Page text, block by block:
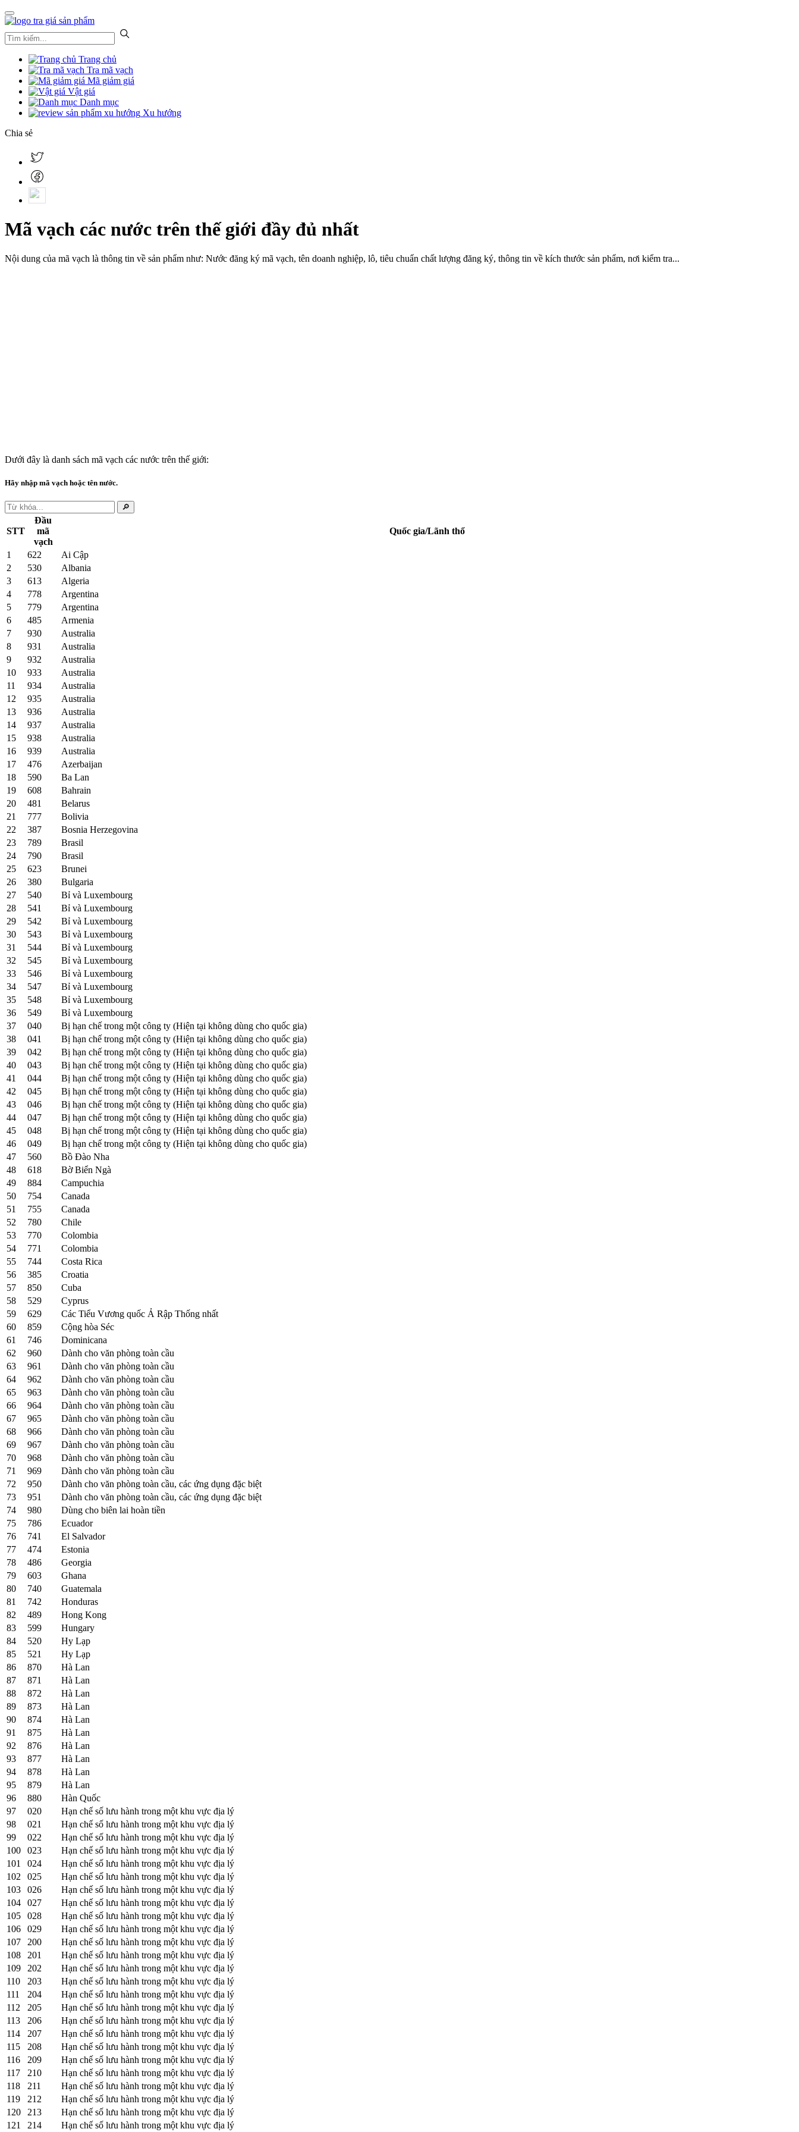
Trang chủ
Tra mã vạch
Mã giảm giá
Vật giá
Danh mục
Xu hướng
Chia sẻ
Mã vạch các nước trên thế giới đầy đủ nhất
Nội dung của mã vạch là thông tin về sản phẩm như: Nước đăng ký mã vạch, tên doanh nghiệp, lô, tiêu chuẩn chất lượng đăng ký, thông tin về kích thước sản phẩm, nơi kiểm tra...
Dưới đây là danh sách mã vạch các nước trên thế giới:
Hãy nhập mã vạch hoặc tên nước.
🔎
STT
Đầu
mã
vạch
Quốc gia/Lãnh thổ
1 622
Ai Cập
2
530
Albania
3
613
Algeria
4
778
Argentina
5
779
Argentina
6
485
Armenia
7
930
Australia
8
931
Australia
9
932
Australia
10
933
Australia
11
934
Australia
12
935
Australia
13
936
Australia
14
937
Australia
15
938
Australia
16
939
Australia
17
476
Azerbaijan
18
590
Ba Lan
19
608
Bahrain
20
481
Belarus
21
777
Bolivia
22
387
Bosnia Herzegovina
23
789
Brasil
24
790
Brasil
25
623
Brunei
26
380
Bulgaria
27
540
Bỉ và Luxembourg
28
541
Bỉ và Luxembourg
29
542
Bỉ và Luxembourg
30
543
Bỉ và Luxembourg
31
544
Bỉ và Luxembourg
32
545
Bỉ và Luxembourg
33
546
Bỉ và Luxembourg
34
547
Bỉ và Luxembourg
35
548
Bỉ và Luxembourg
36
549
Bỉ và Luxembourg
37
040
Bị hạn chế trong một công ty (Hiện tại không dùng cho quốc gia)
38
041
Bị hạn chế trong một công ty (Hiện tại không dùng cho quốc gia)
39
042
Bị hạn chế trong một công ty (Hiện tại không dùng cho quốc gia)
40
043
Bị hạn chế trong một công ty (Hiện tại không dùng cho quốc gia)
41
044
Bị hạn chế trong một công ty (Hiện tại không dùng cho quốc gia)
42
045
Bị hạn chế trong một công ty (Hiện tại không dùng cho quốc gia)
43
046
Bị hạn chế trong một công ty (Hiện tại không dùng cho quốc gia)
44
047
Bị hạn chế trong một công ty (Hiện tại không dùng cho quốc gia)
45
048
Bị hạn chế trong một công ty (Hiện tại không dùng cho quốc gia)
46
049
Bị hạn chế trong một công ty (Hiện tại không dùng cho quốc gia)
47
560
Bồ Đào Nha
48
618
Bờ Biển Ngà
49
884
Campuchia
50
754
Canada
51
755
Canada
52
780
Chile
53
770
Colombia
54
771
Colombia
55
744
Costa Rica
56
385
Croatia
57
850
Cuba
58
529
Cyprus
59
629
Các Tiểu Vương quốc Ả Rập Thống nhất
60
859
Cộng hòa Séc
61
746
Dominicana
62
960
Dành cho văn phòng toàn cầu
63
961
Dành cho văn phòng toàn cầu
64
962
Dành cho văn phòng toàn cầu
65
963
Dành cho văn phòng toàn cầu
66
964
Dành cho văn phòng toàn cầu
67
965
Dành cho văn phòng toàn cầu
68
966
Dành cho văn phòng toàn cầu
69
967
Dành cho văn phòng toàn cầu
70
968
Dành cho văn phòng toàn cầu
71
969
Dành cho văn phòng toàn cầu
72
950
Dành cho văn phòng toàn cầu, các ứng dụng đặc biệt
73
951
Dành cho văn phòng toàn cầu, các ứng dụng đặc biệt
74
980
Dùng cho biên lai hoàn tiền
75
786
Ecuador
76
741
El Salvador
77
474
Estonia
78
486
Georgia
79
603
Ghana
80
740
Guatemala
81
742
Honduras
82
489
Hong Kong
83
599
Hungary
84
520
Hy Lạp
85
521
Hy Lạp
86
870
Hà Lan
87
871
Hà Lan
88
872
Hà Lan
89
873
Hà Lan
90
874
Hà Lan
91
875
Hà Lan
92
876
Hà Lan
93
877
Hà Lan
94
878
Hà Lan
95
879
Hà Lan
96
880
Hàn Quốc
97
020
Hạn chế số lưu hành trong một khu vực địa lý
98
021
Hạn chế số lưu hành trong một khu vực địa lý
99
022
Hạn chế số lưu hành trong một khu vực địa lý
100
023
Hạn chế số lưu hành trong một khu vực địa lý
101
024
Hạn chế số lưu hành trong một khu vực địa lý
102
025
Hạn chế số lưu hành trong một khu vực địa lý
103
026
Hạn chế số lưu hành trong một khu vực địa lý
104
027
Hạn chế số lưu hành trong một khu vực địa lý
105
028
Hạn chế số lưu hành trong một khu vực địa lý
106
029
Hạn chế số lưu hành trong một khu vực địa lý
107
200
Hạn chế số lưu hành trong một khu vực địa lý
108
201
Hạn chế số lưu hành trong một khu vực địa lý
109
202
Hạn chế số lưu hành trong một khu vực địa lý
110
203
Hạn chế số lưu hành trong một khu vực địa lý
111
204
Hạn chế số lưu hành trong một khu vực địa lý
112
205
Hạn chế số lưu hành trong một khu vực địa lý
113
206
Hạn chế số lưu hành trong một khu vực địa lý
114
207
Hạn chế số lưu hành trong một khu vực địa lý
115
208
Hạn chế số lưu hành trong một khu vực địa lý
116
209
Hạn chế số lưu hành trong một khu vực địa lý
117
210
Hạn chế số lưu hành trong một khu vực địa lý
118
211
Hạn chế số lưu hành trong một khu vực địa lý
119
212
Hạn chế số lưu hành trong một khu vực địa lý
120
213
Hạn chế số lưu hành trong một khu vực địa lý
121
214 Hạn chế số lưu hành trong một khu vực địa lý